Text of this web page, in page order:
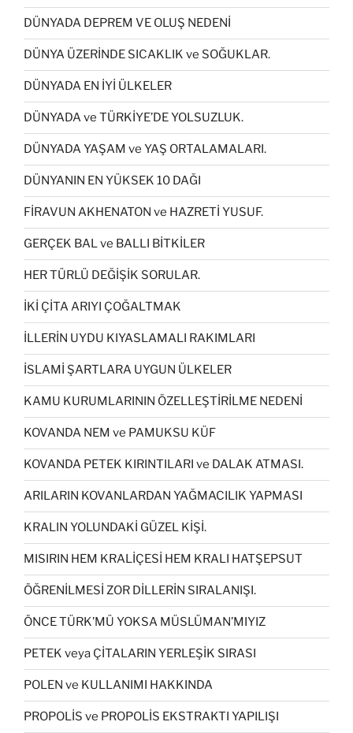
DÜNYADA DEPREM VE OLUŞ NEDENİ
DÜNYA ÜZERİNDE SICAKLIK ve SOĞUKLAR.
DÜNYADA EN İYİ ÜLKELER
DÜNYADA ve TÜRKİYE’DE YOLSUZLUK.
DÜNYADA YAŞAM ve YAŞ ORTALAMALARI.
DÜNYANIN EN YÜKSEK 10 DAĞI
FİRAVUN AKHENATON ve HAZRETİ YUSUF.
GERÇEK BAL ve BALLI BİTKİLER
HER TÜRLÜ DEĞİŞİK SORULAR.
İKİ ÇİTA ARIYI ÇOĞALTMAK
İLLERİN UYDU KIYASLAMALI RAKIMLARI
İSLAMİ ŞARTLARA UYGUN ÜLKELER
KAMU KURUMLARININ ÖZELLEŞTİRİLME NEDENİ
KOVANDA NEM ve PAMUKSU KÜF
KOVANDA PETEK KIRINTILARI ve DALAK ATMASI.
ARILARIN KOVANLARDAN YAĞMACILIK YAPMASI
KRALIN YOLUNDAKİ GÜZEL KİŞİ.
MISIRIN HEM KRALİÇESİ HEM KRALI HATŞEPSUT
ÖĞRENİLMESİ ZOR DİLLERİN SIRALANIŞI.
ÖNCE TÜRK’MÜ YOKSA MÜSLÜMAN’MIYIZ
PETEK veya ÇİTALARIN YERLEŞİK SIRASI
POLEN ve KULLANIMI HAKKINDA
PROPOLİS ve PROPOLİS EKSTRAKTI YAPILIŞI